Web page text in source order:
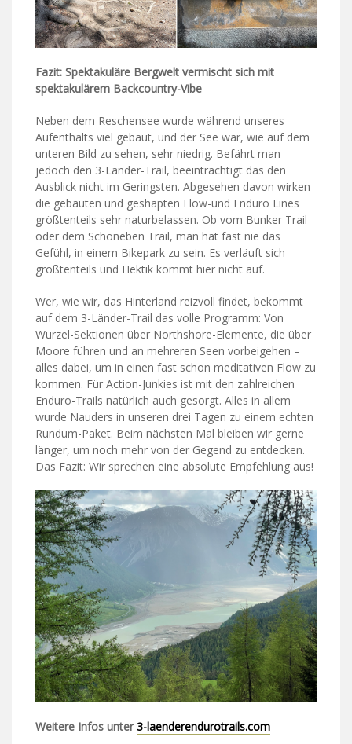
Fazit: Spektakuläre Bergwelt vermischt sich mit
spektakulärem Backcountry-Vibe
Neben dem Reschensee wurde während unseres
Aufenthalts viel gebaut, und der See war, wie auf dem
unteren Bild zu sehen, sehr niedrig. Befährt man
jedoch den 3-Länder-Trail, beeinträchtigt das den
Ausblick nicht im Geringsten. Abgesehen davon wirken
die gebauten und geshapten Flow-und Enduro Lines
größtenteils sehr naturbelassen. Ob vom Bunker Trail
oder dem Schöneben Trail, man hat fast nie das
Gefühl, in einem Bikepark zu sein. Es verläuft sich
größtenteils und Hektik kommt hier nicht auf.
Wer, wie wir, das Hinterland reizvoll findet, bekommt
auf dem 3-Länder-Trail das volle Programm: Von
Wurzel-Sektionen über Northshore-Elemente, die über
Moore führen und an mehreren Seen vorbeigehen –
alles dabei, um in einen fast schon meditativen Flow zu
kommen. Für Action-Junkies ist mit den zahlreichen
Enduro-Trails natürlich auch gesorgt. Alles in allem
wurde Nauders in unseren drei Tagen zu einem echten
Rundum-Paket. Beim nächsten Mal bleiben wir gerne
länger, um noch mehr von der Gegend zu entdecken.
Das Fazit: Wir sprechen eine absolute Empfehlung aus!
Weitere Infos unter3-laenderendurotrails.com